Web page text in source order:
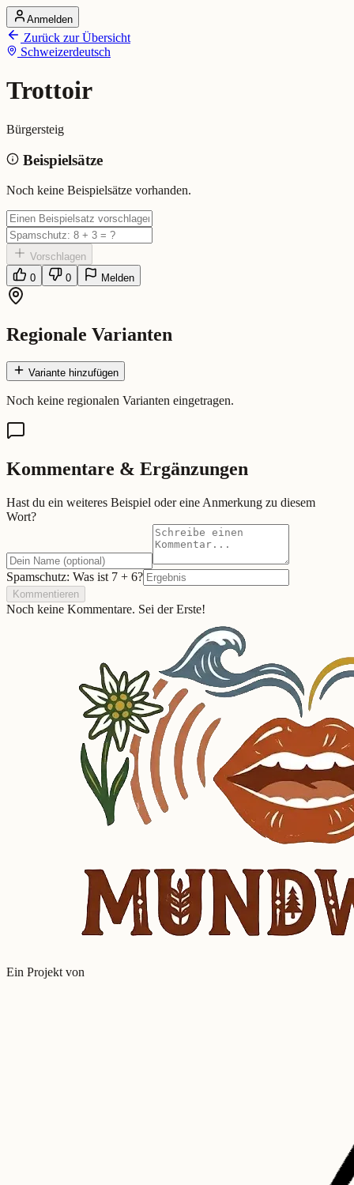
Startseite
Alle Dialekte
Dialekte vergleichen
Dialekt-Karte
Ranking
Trottoir (Schweizerdeutsch)
Bedeutung:Bürgersteig
Anmelden
Zurück zur Übersicht
Schweizerdeutsch
Trottoir
Bürgersteig
Beispielsätze
Noch keine Beispielsätze vorhanden.
Vorschlagen
0
0 Melden
Regionale Varianten
Variante hinzufügen
Noch keine regionalen Varianten eingetragen.
Kommentare & Ergänzungen
Hast du ein weiteres Beispiel oder eine Anmerkung zu diesem
Wort?
Spamschutz: Was ist 7 + 6?
Kommentieren
Noch keine Kommentare. Sei der Erste!
Ein Projekt von